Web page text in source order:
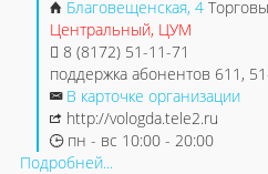
Благовещенская, 4
Центральный, ЦУМ
8 (8172) 51-11-71
поддержка абонентов 611,
В карточке организации
http://vologda.tele2.ru
пн - вс 10:00 - 20:00
Подробней...